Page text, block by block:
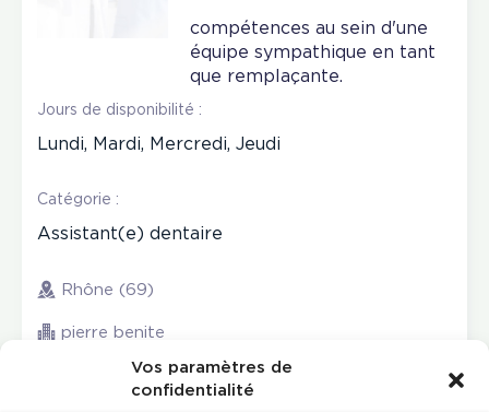
Vos paramètres de
confidentialité
compétences au sein d'une
équipe sympathique en tant
que remplaçante.
Jours de disponibilité :
Lundi, Mardi, Mercredi, Jeudi
Catégorie :
Assistant(e) dentaire
Rhône (69)
pierre benite